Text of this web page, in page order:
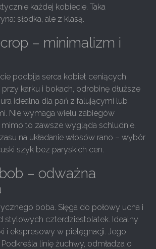
każdej kobiecie. Taka
słodka, ale z klasą.
– minimalizm i
podbija serca kobiet ceniących
karku i bokach, odrobinę dłuższe
idealna dla pań z falującymi lub
Nie wymaga wielu zabiegów
to zawsze wygląda schludnie.
na układanie włosów rano – wybór
szyk bez paryskich cen.
– odważna
boba. Sięga do połowy ucha i
stylowych czterdziestolatek. Idealny
i ekspresowy w pielęgnacji. Jego
linię żuchwy, odmładza o